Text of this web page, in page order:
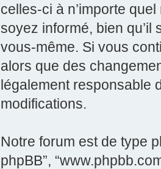
celles-ci à n’importe
soyez informé, bien
vous-même. Si vous
alors que des
légalement responsable
modifications.
Notre forum est de type
phpBB”,